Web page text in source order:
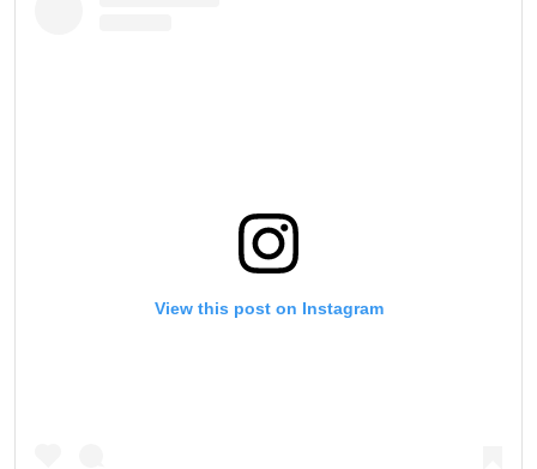
View this post on Instagram